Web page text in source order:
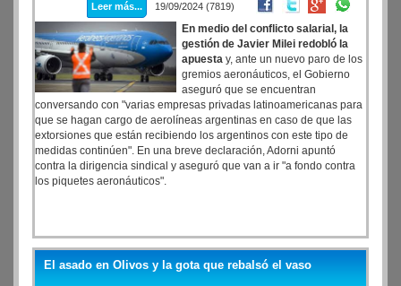
Leer más... 19/09/2024 (7819)
En medio del conflicto salarial, la
gestión de Javier Milei redobló la
apuesta y, ante un nuevo paro de los
gremios aeronáuticos, el Gobierno
aseguró que se encuentran
conversando con "varias empresas privadas latinoamericanas para
que se hagan cargo de aerolíneas argentinas en caso de que las
extorsiones que están recibiendo los argentinos con este tipo de
medidas continúen". En una breve declaración, Adorni apuntó
contra la dirigencia sindical y aseguró que van a ir "a fondo contra
los piquetes aeronáuticos".
El asado en Olivos y la gota que rebalsó el vaso